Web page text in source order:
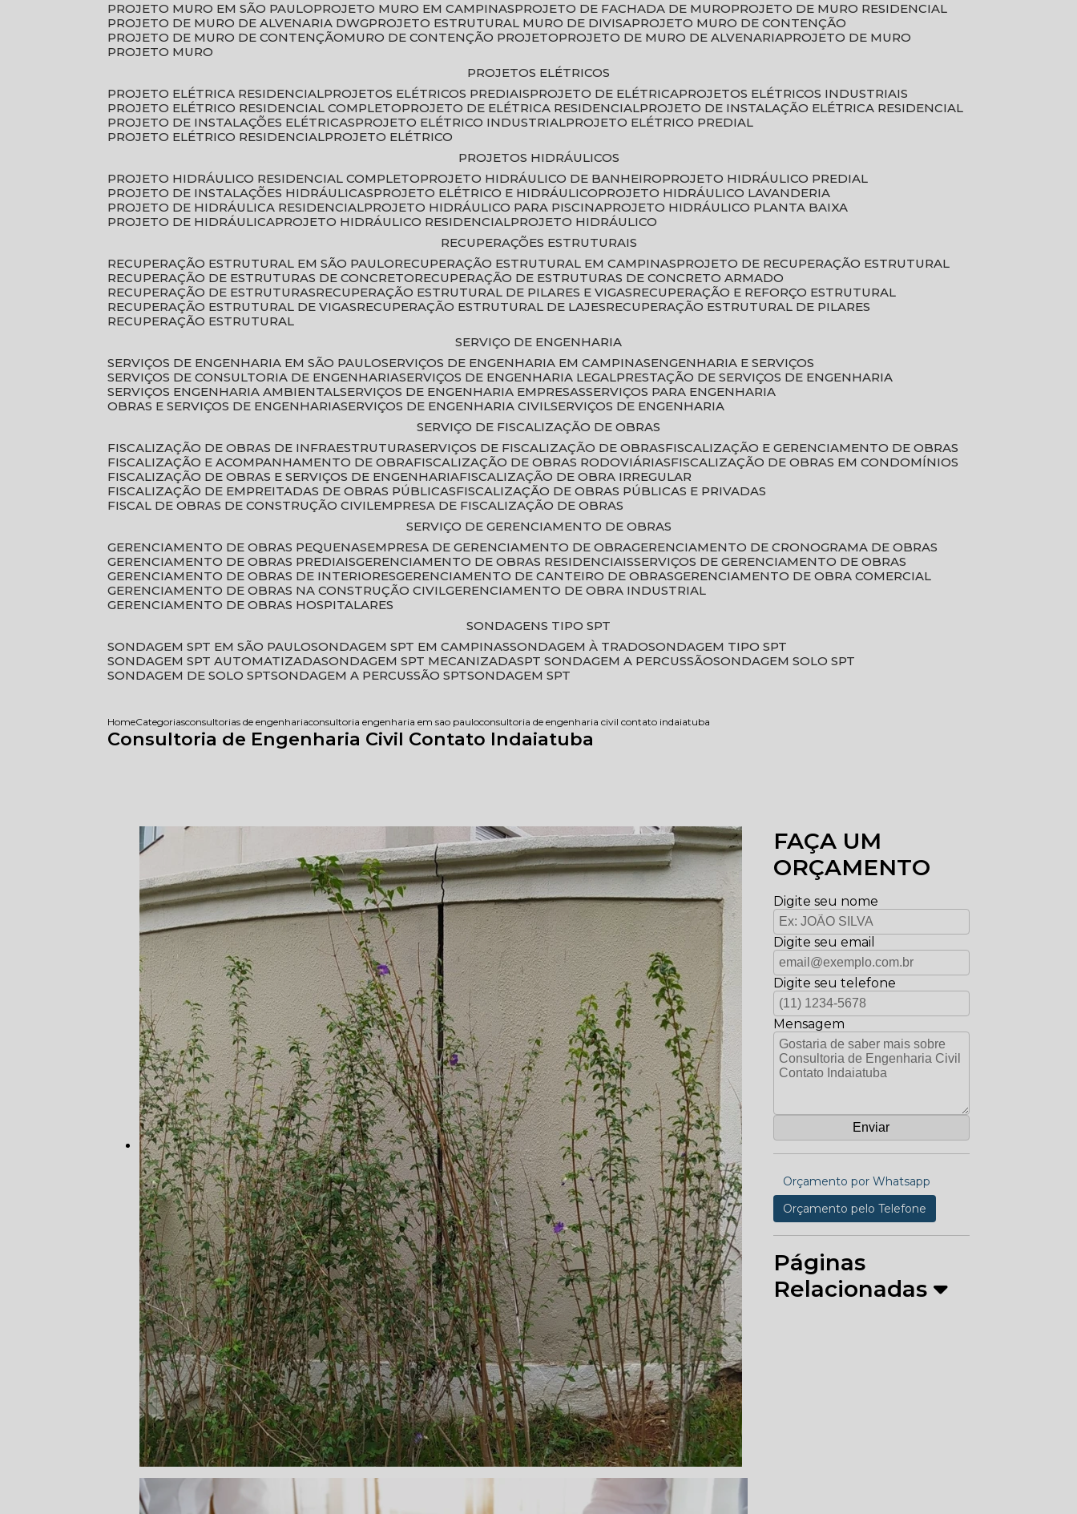
PROJETO MURO EM SÃO PAULO
PROJETO MURO EM CAMPINAS PROJETO DE FACHADA DE MURO
PROJETO DE MURO RESIDENCIAL
PROJETO DE MURO DE ALVENARIA DWG
PROJETO ESTRUTURAL MURO DE DIVISA
PROJETO MURO DE CONTENÇÃO
PROJETO DE MURO DE CONTENÇÃO
MURO DE CONTENÇÃO PROJETO PROJETO DE MURO DE ALVENARIA
PROJETO DE MURO
PROJETO MURO
PROJETOS ELÉTRICOS
PROJETO ELÉTRICA RESIDENCIAL
PROJETOS ELÉTRICOS PREDIAIS PROJETO DE ELÉTRICA
PROJETOS ELÉTRICOS INDUSTRIAIS
PROJETO ELÉTRICO RESIDENCIAL COMPLETO
PROJETO DE ELÉTRICA RESIDENCIAL
PROJETO DE INSTALAÇÃO ELÉTRICA RESIDENCIAL
PROJETO DE INSTALAÇÕES ELÉTRICAS
PROJETO ELÉTRICO INDUSTRIAL
PROJETO ELÉTRICO PREDIAL
PROJETO ELÉTRICO RESIDENCIAL
PROJETO ELÉTRICO
PROJETOS HIDRÁULICOS
PROJETO HIDRÁULICO RESIDENCIAL COMPLETO
PROJETO HIDRÁULICO DE BANHEIRO
PROJETO HIDRÁULICO PREDIAL
PROJETO DE INSTALAÇÕES HIDRÁULICAS
PROJETO ELÉTRICO E HIDRÁULICO
PROJETO HIDRÁULICO LAVANDERIA
PROJETO DE HIDRÁULICA RESIDENCIAL
PROJETO HIDRÁULICO PARA PISCINA
PROJETO HIDRÁULICO PLANTA BAIXA
PROJETO DE HIDRÁULICA
PROJETO HIDRÁULICO RESIDENCIAL
PROJETO HIDRÁULICO
RECUPERAÇÕES ESTRUTURAIS
RECUPERAÇÃO ESTRUTURAL EM SÃO PAULO
RECUPERAÇÃO ESTRUTURAL EM CAMPINAS
PROJETO DE RECUPERAÇÃO ESTRUTURAL
RECUPERAÇÃO DE ESTRUTURAS DE CONCRETO
RECUPERAÇÃO DE ESTRUTURAS DE CONCRETO ARMADO
RECUPERAÇÃO DE ESTRUTURAS
RECUPERAÇÃO ESTRUTURAL DE PILARES E VIGAS
RECUPERAÇÃO E REFORÇO ESTRUTURAL
RECUPERAÇÃO ESTRUTURAL DE VIGAS
RECUPERAÇÃO ESTRUTURAL DE LAJES
RECUPERAÇÃO ESTRUTURAL DE PILARES
RECUPERAÇÃO ESTRUTURAL
SERVIÇO DE ENGENHARIA
SERVIÇOS DE ENGENHARIA EM SÃO PAULO SERVIÇOS DE ENGENHARIA EM CAMPINAS
ENGENHARIA E SERVIÇOS
SERVIÇOS DE CONSULTORIA DE ENGENHARIA SERVIÇOS DE ENGENHARIA LEGAL
PRESTAÇÃO DE SERVIÇOS DE ENGENHARIA
SERVIÇOS ENGENHARIA AMBIENTAL SERVIÇOS DE ENGENHARIA EMPRESAS SERVIÇOS PARA ENGENHARIA
OBRAS E SERVIÇOS DE ENGENHARIA SERVIÇOS DE ENGENHARIA CIVIL SERVIÇOS DE ENGENHARIA
SERVIÇO DE FISCALIZAÇÃO DE OBRAS
FISCALIZAÇÃO DE OBRAS DE INFRAESTRUTURA SERVIÇOS DE FISCALIZAÇÃO DE OBRAS
FISCALIZAÇÃO E GERENCIAMENTO DE OBRAS
FISCALIZAÇÃO E ACOMPANHAMENTO DE OBRA FISCALIZAÇÃO DE OBRAS RODOVIÁRIAS
FISCALIZAÇÃO DE OBRAS EM CONDOMÍNIOS
FISCALIZAÇÃO DE OBRAS E SERVIÇOS DE ENGENHARIA FISCALIZAÇÃO DE OBRA IRREGULAR
FISCALIZAÇÃO DE EMPREITADAS DE OBRAS PÚBLICAS
FISCALIZAÇÃO DE OBRAS PÚBLICAS E PRIVADAS
FISCAL DE OBRAS DE CONSTRUÇÃO CIVIL EMPRESA DE FISCALIZAÇÃO DE OBRAS
SERVIÇO DE GERENCIAMENTO DE OBRAS
GERENCIAMENTO DE OBRAS PEQUENAS
EMPRESA DE GERENCIAMENTO DE OBRA
GERENCIAMENTO DE CRONOGRAMA DE OBRAS
GERENCIAMENTO DE OBRAS PREDIAIS
GERENCIAMENTO DE OBRAS RESIDENCIAIS SERVIÇOS DE GERENCIAMENTO DE OBRAS
GERENCIAMENTO DE OBRAS DE INTERIORES
GERENCIAMENTO DE CANTEIRO DE OBRAS
GERENCIAMENTO DE OBRA COMERCIAL
GERENCIAMENTO DE OBRAS NA CONSTRUÇÃO CIVIL
GERENCIAMENTO DE OBRA INDUSTRIAL
GERENCIAMENTO DE OBRAS HOSPITALARES
SONDAGENS TIPO SPT
SONDAGEM SPT EM SÃO PAULO SONDAGEM SPT EM CAMPINAS SONDAGEM À TRADO SONDAGEM TIPO SPT
SONDAGEM SPT AUTOMATIZADA SONDAGEM SPT MECANIZADA SPT SONDAGEM A PERCUSSÃO SONDAGEM SOLO SPT
SONDAGEM DE SOLO SPT SONDAGEM A PERCUSSÃO SPT SONDAGEM SPT
HomeCategoriasconsultorias de engenhariaconsultoria engenharia em sao pauloconsultoria de engenharia civil contato indaiatuba
Consultoria de Engenharia Civil Contato Indaiatuba
FAÇA UM
ORÇAMENTO
Digite seu nome
Digite seu email
Digite seu telefone
Mensagem
Orçamento por Whatsapp
Orçamento pelo Telefone
Páginas
Relacionadas